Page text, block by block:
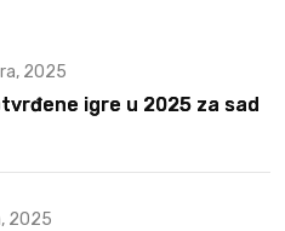
2025
igre u 2025 za sad
2025